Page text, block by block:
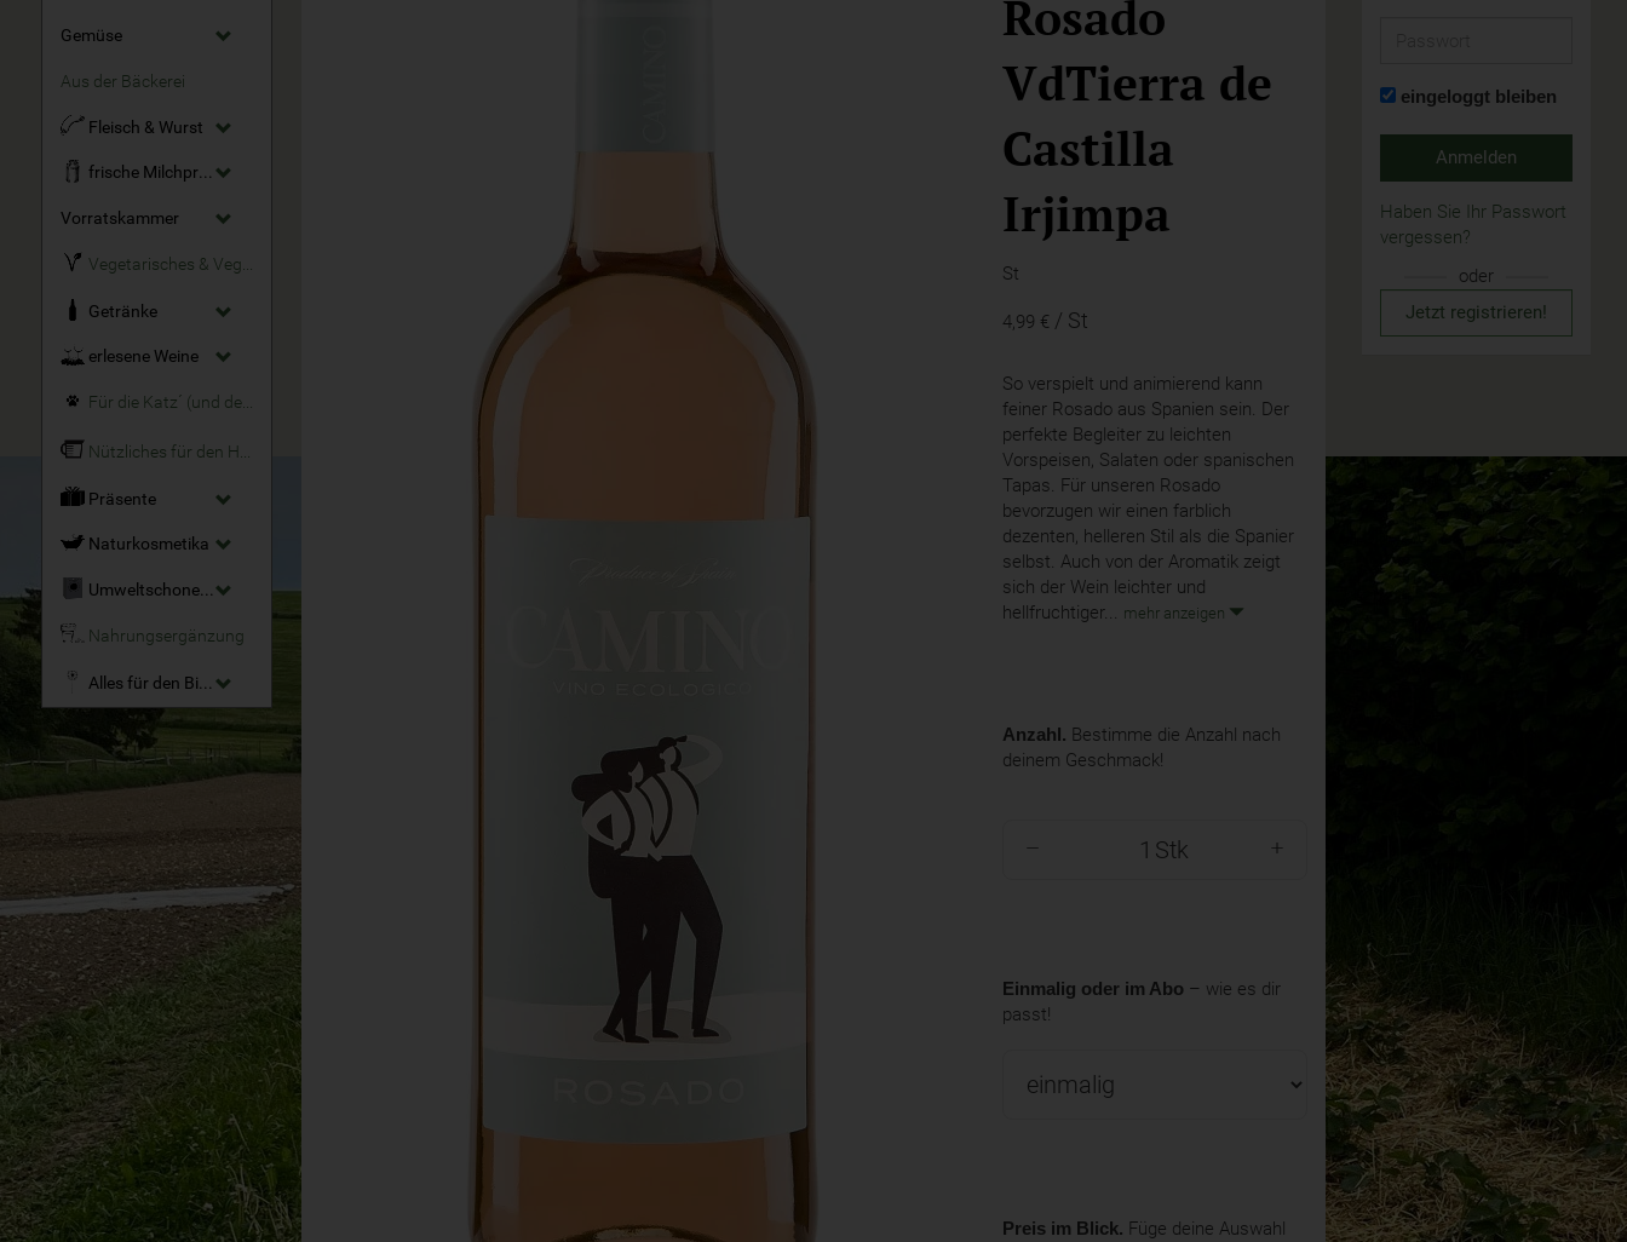
Gemüse
Aus der Bäckerei
Fleisch & Wurst
frische Milchprodukte
Vorratskammer
Getränke
erlesene Weine
Für die Katz´ (und den Hund)
Präsente
Naturkosmetika
Umweltschonende Reinigungsmittel
Nahrungsergänzung
Alles für den Bio-Garten
Rosado
VdTierra de
Castilla
Irjimpa
St
4,99 € / St
So verspielt und animierend kann
feiner Rosado aus Spanien sein. Der
perfekte Begleiter zu leichten
Vorspeisen, Salaten oder spanischen
Tapas. Für unseren Rosado
bevorzugen wir einen farblich
dezenten, helleren Stil als die Spanier
selbst. Auch von der Aromatik zeigt
sich der Wein leichter und
hellfruchtiger...
mehr anzeigen
Anzahl. Bestimme die Anzahl nach
deinem Geschmack!
Stk
Einmalig oder im Abo – wie es dir
passt!
Preis im Blick. Füge deine Auswahl
eingeloggt bleiben
Anmelden
Haben Sie Ihr Passwort
vergessen?
oder
Jetzt registrieren!